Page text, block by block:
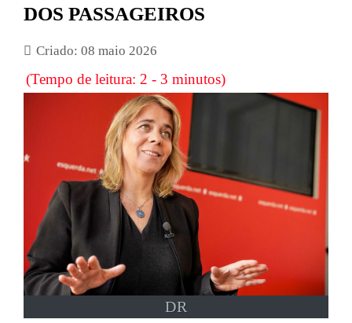
DOS PASSAGEIROS
Criado: 08 maio 2026
(Tempo de leitura: 2 - 3 minutos)
DR